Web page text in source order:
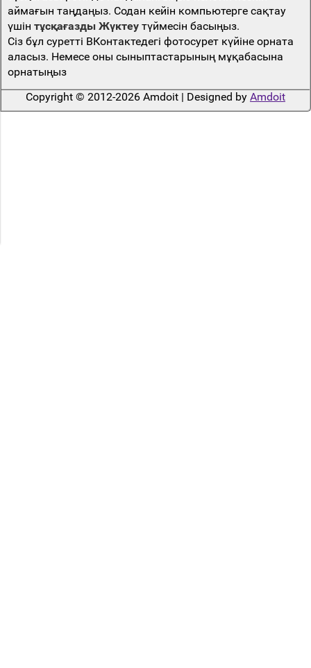
аймағын таңдаңыз. Содан кейін компьютерге сақтау
үшін тұсқағазды Жүктеутүймесін басыңыз.
Сіз бұл суретті ВКонтактедегі фотосурет күйіне орната
аласыз. Немесе оны сыныптастарының мұқабасына
орнатыңыз
Copyright © 2012-2026 Amdoit | Designed by Amdoit